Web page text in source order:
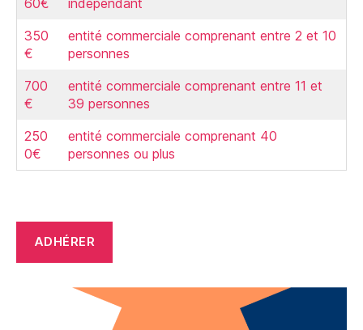
60€
indépendant
350
€
entité commerciale comprenant entre 2 et 10
personnes
700
€
entité commerciale comprenant entre 11 et
39 personnes
250
0€
entité commerciale comprenant 40
personnes ou plus
ADHÉRER